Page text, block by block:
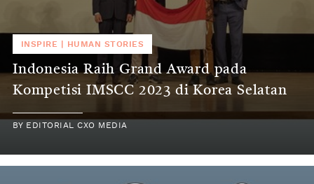
INSPIRE HUMAN STORIES
Indonesia Raih Grand Award pada
Kompetisi IMSCC 2023 di Korea Selatan
BY EDITORIAL CXO MEDIA